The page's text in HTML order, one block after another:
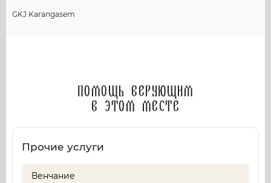
GKJ Karangasem
Помощь верующим
в этом месте
Прочие услуги
Венчание